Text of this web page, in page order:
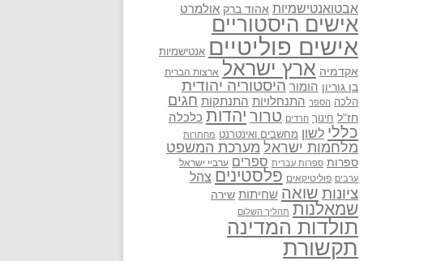
אבטואנטישמיות אהוד ברק אולמרט
אישים היסטוריים
אישים פוליטיים אנטישמיות
אקדמיה ארץ ישראל ארצות הברית
בן גוריון הומור היסטוריה יהודית
הלכה הספר התנחלויות התנתקות חגים
חז"ל חינוך חרדים טרור יהדות כלכלה
כללי לשון מחשבים ואינטרנט מחתרות
מלחמות ישראל מערכת המשפט
ספרות ספרות עברית ספרים ערביי ישראל
ערבים פוליטיקאים פלסטינים צהל
ציונות שואה שחיתות שירה
שמאלנות תהליך השלום
תולדות המדינה
תקשורת